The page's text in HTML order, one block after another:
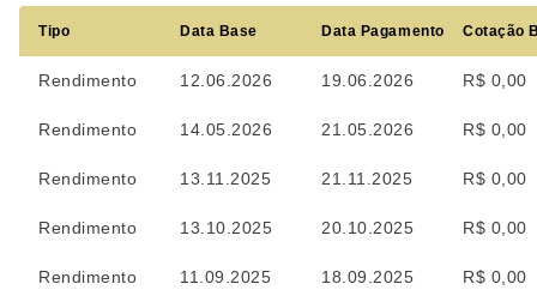
Tipo Data Base Data Pagamento Cotação
Rendimento 12.06.2026 19.06.2026 R$ 0,00
Rendimento 14.05.2026 21.05.2026 R$ 0,00
Rendimento 13.11.2025 21.11.2025 R$ 0,00
Rendimento 13.10.2025 20.10.2025 R$ 0,00
Rendimento 11.09.2025 18.09.2025 R$ 0,00